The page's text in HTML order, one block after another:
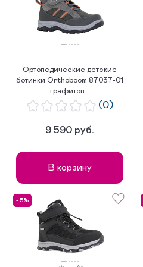
Ортопедические детские
ботинки Orthoboom 87037-01
графитов...
(0)
9 590 руб.
В корзину
- 5%